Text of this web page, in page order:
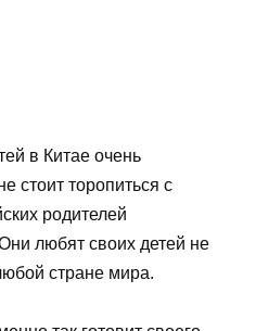
в Китае очень
стоит торопиться с
родителей
любят своих детей не
стране мира.